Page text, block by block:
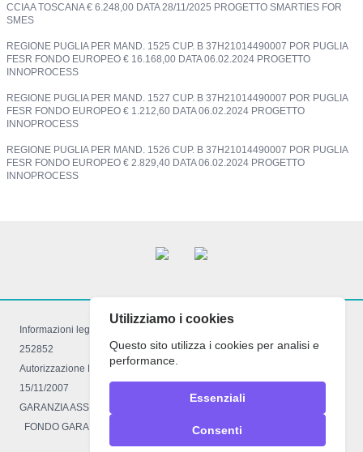
CCIAA TOSCANA € 6.248,00 DATA 28/11/2025 PROGETTO SMARTIES FOR
SMES
REGIONE PUGLIA PER MAND. 1525 CUP. B 37H21014490007 POR PUGLIA
FESR FONDO EUROPEO € 16.168,00 DATA 06.02.2024 PROGETTO
INNOPROCESS
REGIONE PUGLIA PER MAND. 1527 CUP. B 37H21014490007 POR PUGLIA
FESR FONDO EUROPEO € 1.212,60 DATA 06.02.2024 PROGETTO
INNOPROCESS
REGIONE PUGLIA PER MAND. 1526 CUP. B 37H21014490007 POR PUGLIA
FESR FONDO EUROPEO € 2.829,40 DATA 06.02.2024 PROGETTO
INNOPROCESS
Informazioni legali: Registro imprese di Foggia 03521050710 R.E.A FG –
252852
Autorizzazione Reg.le decreto 934 del 16.03.2009 con LR. 34 del
15/11/2007
GARANZIA ASSICURATIVA POLIZZA R.C 4318905 Comp. Ass. EUROP
FONDO GARANZIA VACANZE FELICI n° 2457
Utilizziamo i cookies
Questo sito utilizza i cookies per analisi e
performance.
Essenziali
Consenti